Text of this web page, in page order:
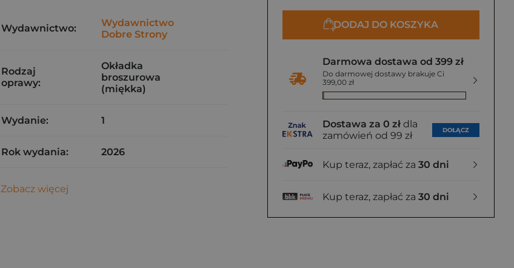
DODAJ DO KOSZYKA
Darmowa dostawa od 399 zł
Do darmowej dostawy brakuje Ci
399,00 zł
Dostawa za 0 zł dla
zamówień od 99 zł
DOŁĄCZ
Kup teraz, zapłać za 30 dni
Kup teraz, zapłać za 30 dni
Wydawnictwo:
Wydawnictwo
Dobre Strony
Rodzaj
oprawy:
Okładka
broszurowa
(miękka)
Wydanie: 1
Rok wydania: 2026
Zobacz więcej